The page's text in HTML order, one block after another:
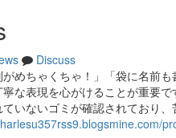
Discuss
がめちゃくちゃ！」「袋に名前
な表現を心がけることが重要
いないゴミが確認されており